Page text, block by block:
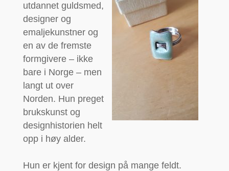
utdannet guldsmed,
designer og
emaljekunstner og
en av de fremste
formgivere – ikke
bare i Norge – men
langt ut over
Norden. Hun preget
brukskunst og
designhistorien helt
opp i høy alder.
Hun er kjent for design på mange feldt.